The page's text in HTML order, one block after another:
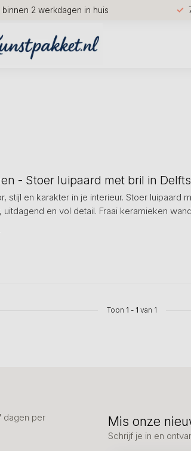
2 werkdagen in huis
- Stoer luipaard met bril in
stijl en karakter in je interieur. Stoer luipaard
uitdagend en vol detail. Fraai keramieken
Toon 1 - 1 van 1
dagen per
Mis onze
Schrijf je in en